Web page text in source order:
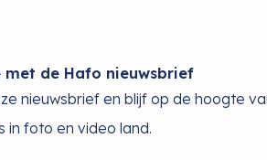
de Hafo nieuwsbrief
nieuwsbrief en blijf op de hoogte
in foto en video land.